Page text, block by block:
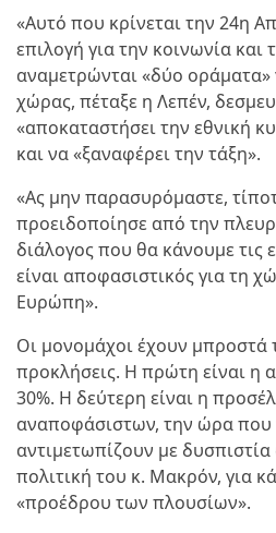
«Αυτό που κρίνεται την 24η
επιλογή για την κοινωνία και
αναμετρώνται «δύο οράματα»
χώρας, πέταξε η Λεπέν,
«αποκαταστήσει την εθνική
και να «ξαναφέρει την τάξη».
«Ας μην παρασυρόμαστε,
προειδοποίησε από την
διάλογος που θα κάνουμε τις
είναι αποφασιστικός για τη
Ευρώπη».
Οι μονομάχοι έχουν μπροστά
προκλήσεις. Η πρώτη είναι η
30%. Η δεύτερη είναι η
αναποφάσιστων, την ώρα που
αντιμετωπίζουν με
πολιτική του κ. Μακρόν, για
«προέδρου των πλουσίων».